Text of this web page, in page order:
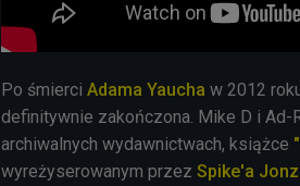
Po śmierci Adama Yaucha w 2012
definitywnie zakończona. Mike D i Ad-
archiwalnych wydawnictwach, książce
wyreżyserowanym przez Spike'a